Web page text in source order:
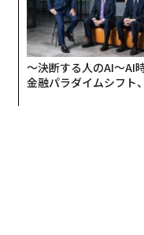
機能面での評価も高
時に撮影するデュア
たその場の空気感を
いる。また、投稿が
〜決断する人のAI〜AI
金融パラダイムシフト